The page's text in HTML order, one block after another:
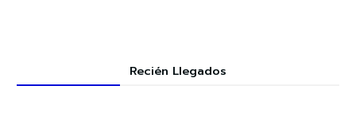
Recién Llegados